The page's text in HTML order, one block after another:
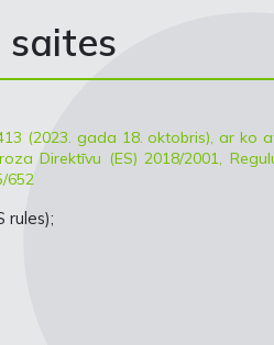
saites
(2023. gada 18. oktobris), ar ko
Direktīvu (ES) 2018/2001,
652
rules);